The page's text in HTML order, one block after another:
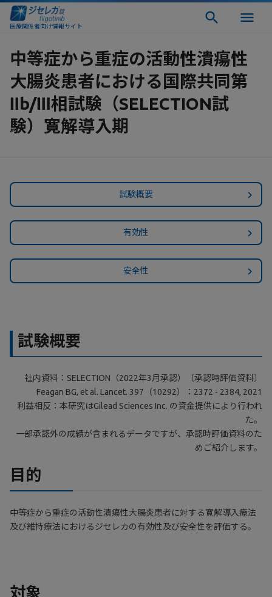
医療関係者向け情報サイト
中等症から重症の活動性潰瘍性
大腸炎患者における国際共同第
Ⅱb/Ⅲ相試験（SELECTION試
験）寛解導入期​
試験概要
有効性
安全性
試験概要
社内資料：SELECTION（2022年3月承認）〔承認時評価資料〕
Feagan BG, et al. Lancet. 397（10292）：2372 - 2384, 2021
利益相反：本研究はGilead Sciences Inc. の資金提供により行われ
た。
一部承認外の成績が含まれるデータですが、承認時評価資料のた
めご紹介します。
目的
中等症から重症の活動性潰瘍性大腸炎患者に対する寛解導入療法
及び維持療法におけるジセレカの有効性及び安全性を評価する。
対象